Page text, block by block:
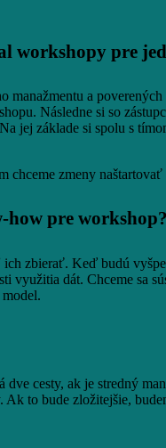
workshopy pre
a
Následne si so
základe si spolu s
chceme zmeny
how pre workshop?
zbierať. Keď budú
využitia dát. Chceme sa
cesty, ak je stredný
to bude zložitejšie,